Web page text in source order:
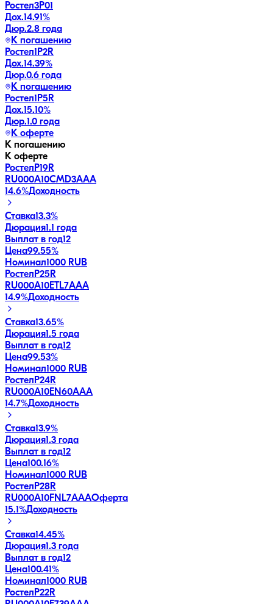
Ростел3P01
Дох.14.91%
Дюр.2.8 года
К погашению
Ростел1P2R
Дох.14.39%
Дюр.0.6 года
К погашению
Ростел1P5R
Дох.15.10%
Дюр.1.0 года
К оферте
К погашению
К оферте
РостелP19R
RU000A10CMD3AAA
14.6%Доходность
Ставка13.3%
Дюрация1.1 года
Выплат в год12
Цена99.55%
Номинал1000 RUB
РостелP25R
RU000A10ETL7AAA
14.9%Доходность
Ставка13.65%
Дюрация1.5 года
Выплат в год12
Цена99.53%
Номинал1000 RUB
РостелP24R
RU000A10EN60AAA
14.7%Доходность
Ставка13.9%
Дюрация1.3 года
Выплат в год12
Цена100.16%
Номинал1000 RUB
РостелP28R
RU000A10FNL7AAAОферта
15.1%Доходность
Ставка14.45%
Дюрация1.3 года
Выплат в год12
Цена100.41%
Номинал1000 RUB
РостелP22R